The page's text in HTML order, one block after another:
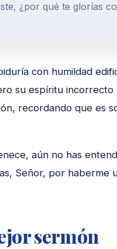
¿por qué te glorías
con humildad
su espíritu incorrecto
recordando que es
aún no has
Señor, por haberme
sermón